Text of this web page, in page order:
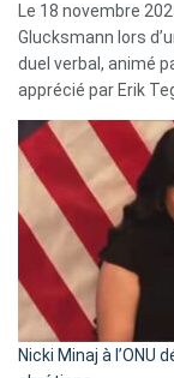
Le 18 novembre
Glucksmann lors
duel verbal, animé
apprécié par Erik
Nicki Minaj à l’ONU